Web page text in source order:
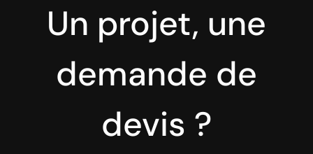
Un projet, une
demande de
devis ?